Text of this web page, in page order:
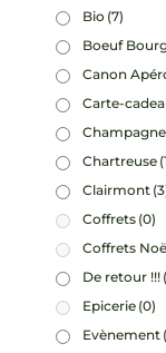
Bio (7)
Boeuf
Canon
Carte-
Champagne
Chartreuse
Clairmont
Coffrets (0)
Coffrets
De retour !!!
Epicerie (0)
Evènement